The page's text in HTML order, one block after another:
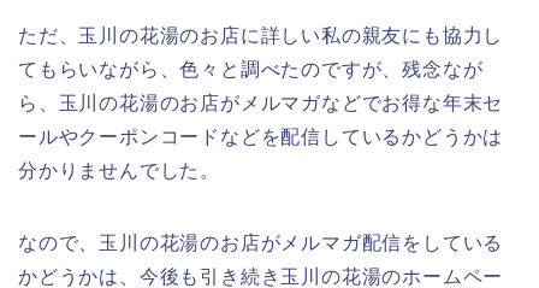
ただ、玉川の花湯のお店に詳しい私の親友にも協力し
てもらいながら、色々と調べたのですが、残念なが
ら、玉川の花湯のお店がメルマガなどでお得な年末セ
ールやクーポンコードなどを配信しているかどうかは
分かりませんでした。
なので、玉川の花湯のお店がメルマガ配信をしている
かどうかは、今後も引き続き玉川の花湯のホームペー